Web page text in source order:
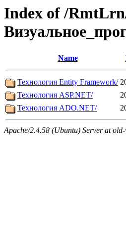
Index of /
Name
Технология Entity Framework/
Технология ASP.NET/
Технология ADO.NET/
Apache/2.4.58 (Ubuntu) Server at